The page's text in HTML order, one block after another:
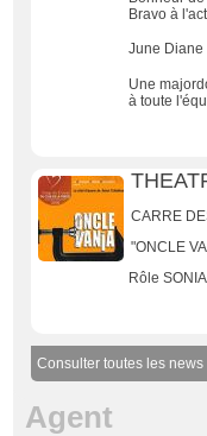
Bravo à
June Diane
Une
à toute
CARRE
"ONCLE
Rôle SONIA
Consulter toutes les news
Agent